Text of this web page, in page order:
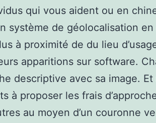
qui vous aident ou en
système de géolocalisation
à proximité de du lieu
apparitions sur software.
descriptive avec sa image.
à proposer les frais
au moyen d’un couronne